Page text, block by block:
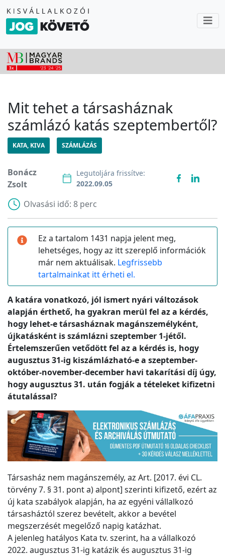
Mit tehet a társasháznak
számlázó katás szeptembertől?
KATA, KIVA SZÁMLÁZÁS
Bonácz
Zsolt
Legutoljára frissítve:
2022.09.05
Olvasási idő: 8 perc
Ez a tartalom 1431 napja jelent meg,
lehetséges, hogy az itt szereplő információk
már nem aktuálisak. Legfrissebb
tartalmainkat itt érheti el.
A katára vonatkozó, jól ismert nyári változások
alapján érthető, ha gyakran merül fel az a kérdés,
hogy lehet-e társasháznak magánszemélyként,
újkatásként is számlázni szeptember 1-jétől.
Értelemszerűen vetődött fel az a kérdés is, hogy
augusztus 31-ig kiszámlázható-e a szeptember-
október-november-december havi takarítási díj úgy,
hogy augusztus 31. után fogják a tételeket kifizetni
átutalással?
Társasház nem magánszemély, az Art. [2017. évi CL.
törvény 7. § 31. pont a) alpont] szerinti kifizető, ezért az
új kata szabályok alapján, ha az egyéni vállalkozó
társasháztól szerez bevételt, akkor a bevétel
megszerzését megelőző napig katázhat.
A jelenleg hatályos Kata tv. szerint, ha a vállalkozó
2022. augusztus 31-ig katázik és augusztus 31-ig